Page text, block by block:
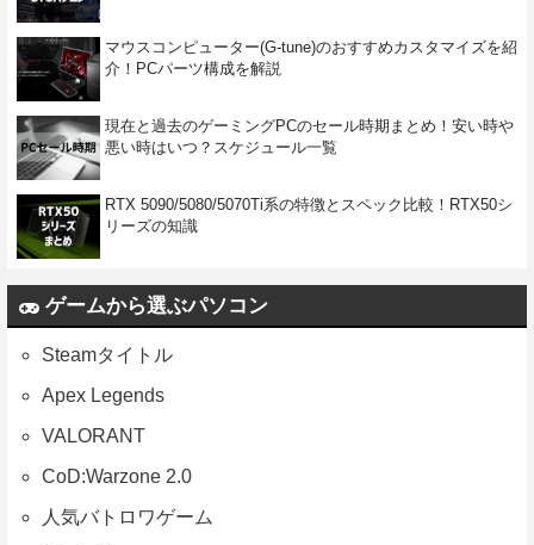
マウスコンピューター(G-tune)のおすすめカスタマイズを紹
介！PCパーツ構成を解説
現在と過去のゲーミングPCのセール時期まとめ！安い時や
悪い時はいつ？スケジュール一覧
RTX 5090/5080/5070Ti系の特徴とスペック比較！RTX50シ
リーズの知識
ゲームから選ぶパソコン
Steamタイトル
Apex Legends
VALORANT
CoD:Warzone 2.0
人気バトロワゲーム